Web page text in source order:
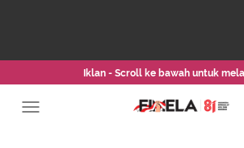
Iklan - Scroll ke bawah untuk